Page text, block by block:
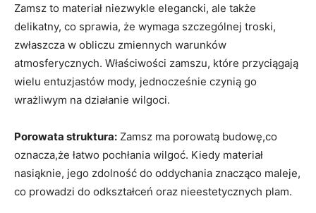
Zamsz to materiał niezwykle elegancki, ale także
delikatny, co sprawia, że wymaga szczególnej troski,
zwłaszcza w obliczu zmiennych warunków
atmosferycznych. Właściwości zamszu, które przyciągają
wielu entuzjastów mody, jednocześnie czynią go
wrażliwym na działanie wilgoci.
Porowata struktura: Zamsz ma porowatą budowę,co
oznacza,że łatwo pochłania wilgoć. Kiedy materiał
nasiąknie, jego zdolność do oddychania znacząco maleje,
co prowadzi do odkształceń oraz nieestetycznych plam.